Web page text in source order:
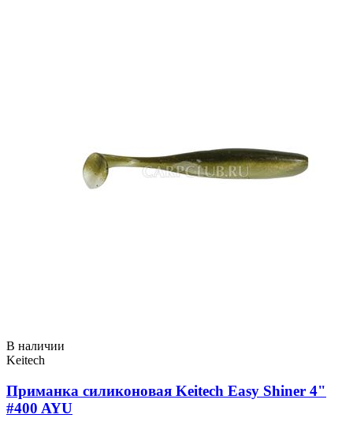
В наличии
Keitech
Приманка силиконовая Keitech Easy Shiner 4"
#400 AYU